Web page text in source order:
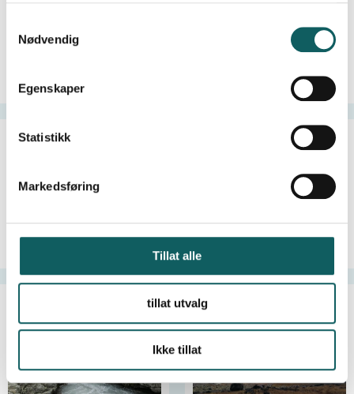
Nødvendig
Egenskaper
Statistikk
Markedsføring
Tillat alle
tillat utvalg
Ikke tillat
Brevandring Fiske i Jotunheimen
Fjellklatring